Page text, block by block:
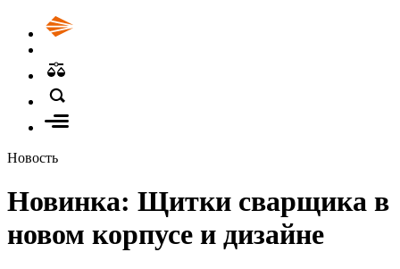
Новость
Новинка: Щитки сварщика в
новом корпусе и дизайне